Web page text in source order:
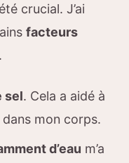
crucial. J’ai
facteurs
sel. Cela a aidé à
dans mon corps.
d’eau m’a